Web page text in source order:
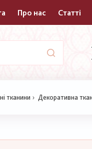
Про нас Статті
тканини Декоративна